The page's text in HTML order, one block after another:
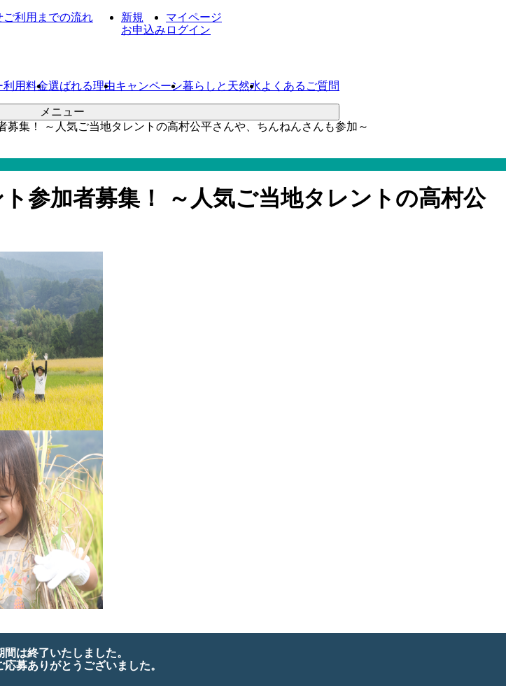
メニュー
利用料金選ばれる理由キャンペーン暮らしと天然水よくあるご質問
ご利用までの流れ
新規
お申込み
マイページ
ログイン
募集！ ～人気ご当地タレントの高村公平さんや、ちんねんさんも参加～
参加者募集！ ～人気ご当地タレントの高村公
間は終了いたしました。
応募ありがとうございました。